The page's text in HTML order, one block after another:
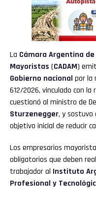
La Cámara Argentina
Mayoristas (CADAM)
Gobierno nacional por la
612/2026, vinculado con
cuestionó al ministro de
Sturzenegger, y sostuvo
objetivo inicial de reducir
Los empresarios
obligatorios que deben
trabajador al Instituto
Profesional y